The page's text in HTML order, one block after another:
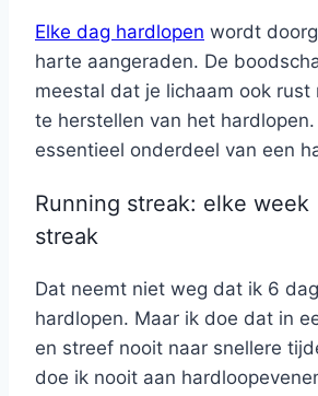
Elke dag hardlopen wordt
harte aangeraden. De
meestal dat je lichaam ook rust
te herstellen van het hardlopen.
essentieel onderdeel van een
Running streak: elke
streak
Dat neemt niet weg dat ik 6
hardlopen. Maar ik doe dat in
en streef nooit naar snellere
doe ik nooit aan